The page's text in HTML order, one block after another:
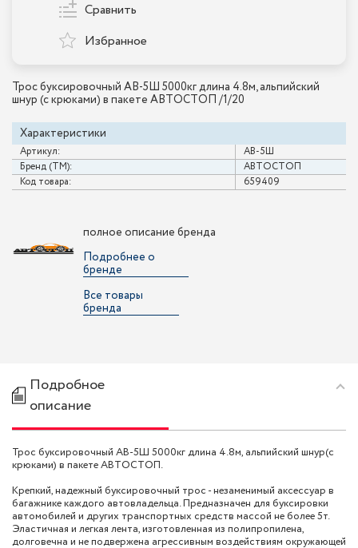
Трос буксировочный AB-5Ш 5000кг длина 4.8м, альпийский
шнур (с крюками) в пакете АВТОСТОП /1/20
Характеристики
Артикул:
AB-5Ш
Бренд (ТМ):
АВТОСТОП
Код товара:
659409
Сравнить
Избранное
полное описание бренда
Подробнее о
бренде
Все товары
бренда
Подробное
описание
Трос буксировочный AB-5Ш 5000кг длина 4.8м, альпийский шнур(с
крюками) в пакете АВТОСТОП.
Крепкий, надежный буксировочный трос - незаменимый аксессуар в
багажнике каждого автовладельца. Предназначен для буксировки
автомобилей и других транспортных средств массой не более 5т.
Эластичная и легкая лента, изготовленная из полипропилена,
долговечна и не подвержена агрессивным воздействиям окружающей